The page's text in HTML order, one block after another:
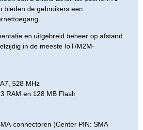
bieden de gebruikers een
en uitgebreid beheer op afstand
in de meeste IoT/M2M-
528 MHz
RAM en 128 MB Flash
connectoren (Center PIN: SMA